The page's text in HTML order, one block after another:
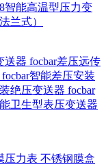
智能高温型压力变
兰式）
送器 focbar差压远传
focbar智能差压安装
绝压变送器 focbar
卫生型表压变送器
压力表 不锈钢膜盒